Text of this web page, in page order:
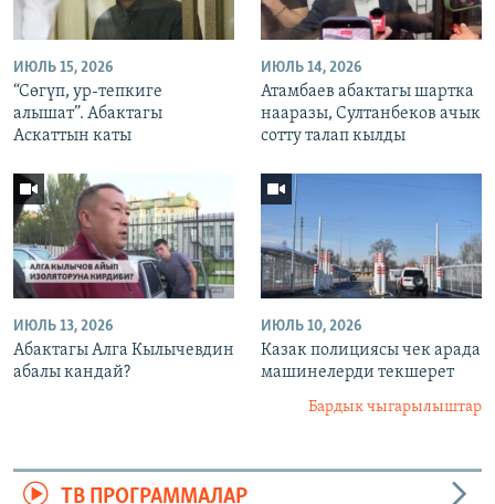
ИЮЛЬ 15, 2026
“Сөгүп, ур-тепкиге
алышат”. Абактагы
Аскаттын каты
ИЮЛЬ 14, 2026
Атамбаев абактагы шартка
нааразы, Султанбеков ачык
сотту талап кылды
ИЮЛЬ 13, 2026
Абактагы Алга Кылычевдин
абалы кандай?
ИЮЛЬ 10, 2026
Казак полициясы чек арада
машинелерди текшерет
Бардык чыгарылыштар
ТВ ПРОГРАММАЛАР